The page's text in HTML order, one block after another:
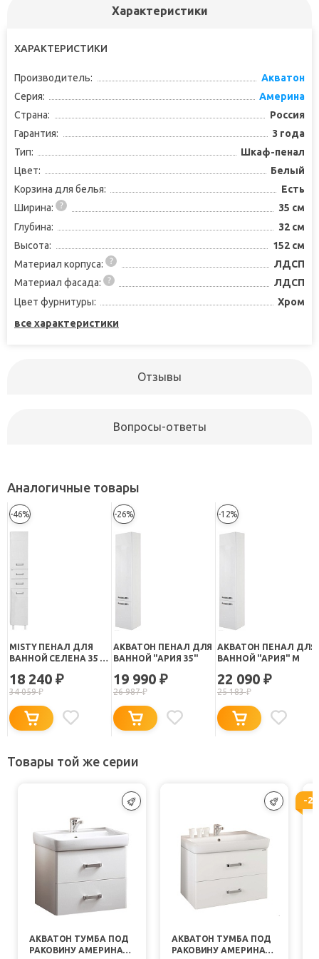
Характеристики
ХАРАКТЕРИСТИКИ
Производитель:
Акватон
Серия:
Америна
Страна:
Россия
Гарантия:
3 года
Тип:
Шкаф-пенал
Цвет:
Белый
Корзина для белья:
Есть
Ширина:
35 см
Глубина:
32 см
Высота:
152 см
Материал корпуса:
ЛДСП
Материал фасада:
ЛДСП
Цвет фурнитуры:
Хром
все характеристики
Отзывы
Вопросы-ответы
Аналогичные товары
-46%
MISTY ПЕНАЛ ДЛЯ
ВАННОЙ СЕЛЕНА 35 L
18 240 ₽
34 059₽
-26%
АКВАТОН ПЕНАЛ ДЛЯ
ВАННОЙ "АРИЯ 35"
19 990 ₽
26 987₽
-12%
АКВАТОН ПЕНАЛ ДЛЯ
ВАННОЙ "АРИЯ" М
22 090 ₽
25 183₽
Товары той же серии
АКВАТОН ТУМБА ПОД
РАКОВИНУ АМЕРИНА
АКВАТОН ТУМБА ПОД
РАКОВИНУ АМЕРИНА
-